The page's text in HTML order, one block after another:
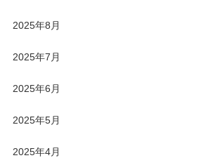
2025年8月
2025年7月
2025年6月
2025年5月
2025年4月